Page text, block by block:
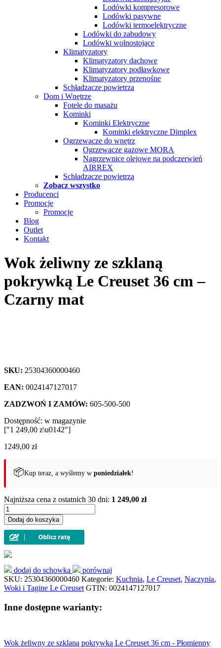
Lodówki kompresorowe
Lodówki pasywne
Lodówki termoelektryczne
Lodówki do zabudowy
Lodówki wolnostojące
Klimatyzatory
Klimatyzatory dachowe
Klimatyzatory podławkowe
Klimatyzatory przenośne
Schładzacze powietrza
Dom i Wnętrze
Fotele do masażu
Kominki
Kominki Elektryczne
Kominki elektryczne Dimplex
Ogrzewacze do wnętrz
Ogrzewacze gazowe MORA
Nagrzewnice olejowe na podczerwień
AIRREX
Schładzacze powietrza
Zobacz wszystko
Producenci
Promocje
Promocje
Blog
Outlet
Kontakt
Wok żeliwny ze szklaną
pokrywką Le Creuset 36 cm –
Czarny mat
SKU: 25304360000460
EAN: 0024147127017
ZADZWOŃ I ZAMÓW: 605-500-500
Dostępność: w magazynie
["1 249,00 z\u0142"]
1249,00 zł
📦Kup teraz, a wyślemy w poniedziałek!
Najniższa cena z ostatnich 30 dni: 1 249,00 zł
ilość
Wok
żeliwny
ze
szklaną
pokrywką
Creuset
36
cm
Czarny
Dodaj do koszyka
dodaj do schowka
porównaj
SKU: 25304360000460 Kategorie: Kuchnia, Le Creuset, Naczynia,
Woki i Tagine Le Creuset GTIN: 0024147127017
Inne dostępne warianty:
Wok żeliwny ze szklaną pokrywką Le Creuset 36 cm - Płomienny